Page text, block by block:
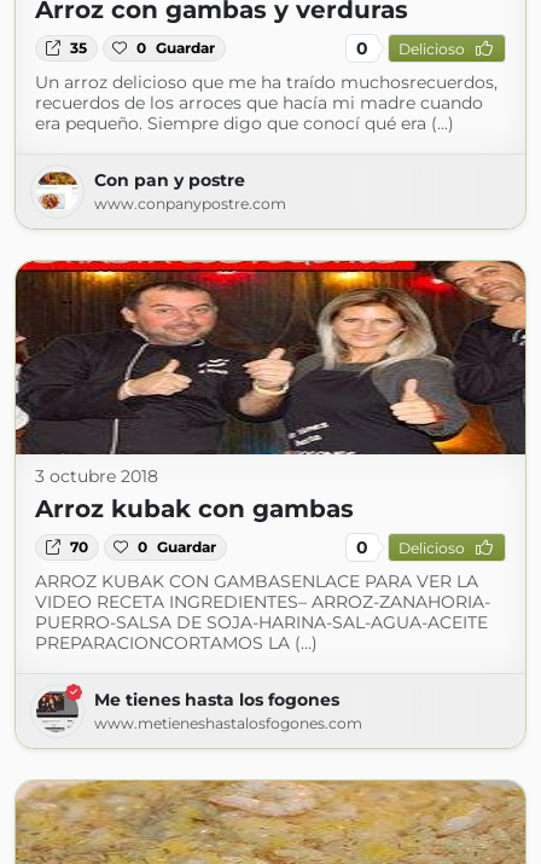
Arroz con gambas y verduras
35 0 Guardar 0 Delicioso
Un arroz delicioso que me ha traído muchosrecuerdos,
recuerdos de los arroces que hacía mi madre cuando
era pequeño. Siempre digo que conocí qué era (...)
Con pan y postre
www.conpanypostre.com
3 octubre 2018
Arroz kubak con gambas
70 0 Guardar 0 Delicioso
ARROZ KUBAK CON GAMBASENLACE PARA VER LA
VIDEO RECETA INGREDIENTES– ARROZ-ZANAHORIA-
PUERRO-SALSA DE SOJA-HARINA-SAL-AGUA-ACEITE
PREPARACIONCORTAMOS LA (...)
Me tienes hasta los fogones
www.metieneshastalosfogones.com